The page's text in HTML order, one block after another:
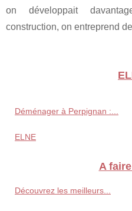
on développait
construction, on entreprend
Déménager à Perpignan :...
ELNE
A
Découvrez les meilleurs...